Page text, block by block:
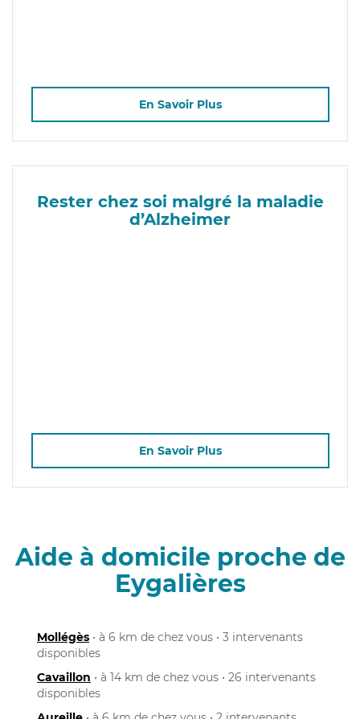
En Savoir Plus
Rester chez soi malgré la maladie
d’Alzheimer
En Savoir Plus
Aide à domicile proche de
Eygalières
Mollégès • à 6 km de chez vous • 3 intervenants
disponibles
Cavaillon • à 14 km de chez vous • 26 intervenants
disponibles